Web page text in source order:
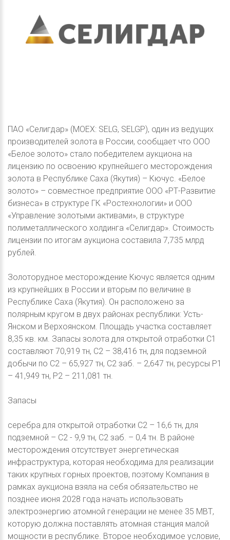
ПАО «Селигдар» (MOEX: SELG, SELGP), один из ведущих
производителей золота в России, сообщает что ООО
«Белое золото» стало победителем аукциона на
лицензию по освоению крупнейшего месторождения
золота в Республике Саха (Якутия) – Кючус. «Белое
золото» – совместное предприятие ООО «РТ-Развитие
бизнеса» в структуре ГК «Ростехнологии» и ООО
«Управление золотыми активами», в структуре
полиметаллического холдинга «Селигдар». Стоимость
лицензии по итогам аукциона составила 7,735 млрд
рублей.
Золоторудное месторождение Кючус является одним
из крупнейших в России и вторым по величине в
Республике Саха (Якутия). Он расположено за
полярным кругом в двух районах республики: Усть-
Янском и Верхоянском. Площадь участка составляет
8,35 кв. км. Запасы золота для открытой отработки С1
составляют 70,919 тн, С2 – 38,416 тн, для подземной
добычи по С2 – 65,927 тн, С2 заб. – 2,647 тн, ресурсы Р1
– 41,949 тн, Р2 – 211,081 тн.
Запасы
серебра для открытой отработки С2 – 16,6 тн, для
подземной – С2 - 9,9 тн, С2 заб. – 0,4 тн. В районе
месторождения отсутствует энергетическая
инфраструктура, которая необходима для реализации
таких крупных горных проектов, поэтому Компания в
рамках аукциона взяла на себя обязательство не
позднее июня 2028 года начать использовать
электроэнергию атомной генерации не менее 35 МВТ,
которую должна поставлять атомная станция малой
мощности в республике. Второе необходимое условие,